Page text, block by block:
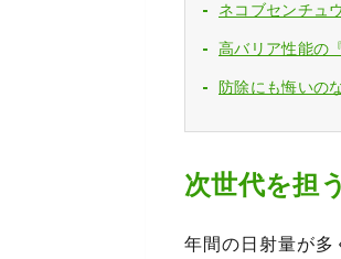
ネコブセンチュ
高バリア性能の
防除にも悔いの
次世代を担
年間の日射量が多